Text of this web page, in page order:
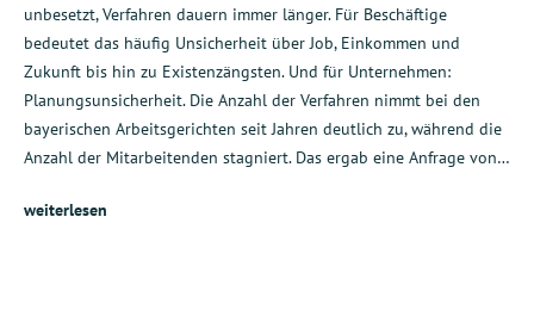
unbesetzt, Verfahren dauern immer länger. Für Beschäftige
bedeutet das häufig Unsicherheit über Job, Einkommen und
Zukunft bis hin zu Existenzängsten. Und für Unternehmen:
Planungsunsicherheit. Die Anzahl der Verfahren nimmt bei den
bayerischen Arbeitsgerichten seit Jahren deutlich zu, während die
Anzahl der Mitarbeitenden stagniert. Das ergab eine Anfrage von…
weiterlesen